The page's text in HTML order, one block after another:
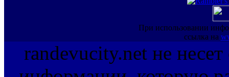
При использовании
ссылка на
randevucity.net не несет